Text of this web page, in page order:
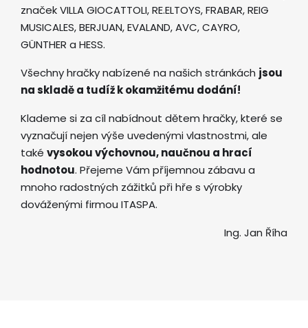
značek VILLA GIOCATTOLI, RE.ELTOYS, FRABAR, REIG
MUSICALES, BERJUAN, EVALAND, AVC, CAYRO,
GÜNTHER a HESS.
Všechny hračky nabízené na našich stránkách jsou
na skladě a tudíž k okamžitému dodání!
Klademe si za cíl nabídnout dětem hračky, které se
vyznačují nejen výše uvedenými vlastnostmi, ale
také vysokou výchovnou, naučnou a hrací
hodnotou. Přejeme Vám příjemnou zábavu a
mnoho radostných zážitků při hře s výrobky
dováženými firmou ITASPA.
Ing. Jan Říha